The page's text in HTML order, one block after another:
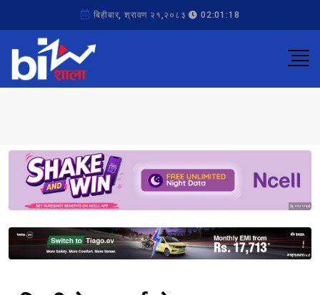
बिहीबार, श्रावण २१,२०८३ 02:01:18
Sponsored
Sponsored